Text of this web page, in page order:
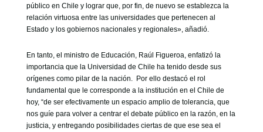
público en Chile y lograr que, por fin, de nuevo se establezca la
relación virtuosa entre las universidades que pertenecen al
Estado y los gobiernos nacionales y regionales», añadió.
En tanto, el ministro de Educación, Raúl Figueroa, enfatizó la
importancia que la Universidad de Chile ha tenido desde sus
orígenes como pilar de la nación. Por ello destacó el rol
fundamental que le corresponde a la institución en el Chile de
hoy, “de ser efectivamente un espacio amplio de tolerancia, que
nos guíe para volver a centrar el debate público en la razón, en la
justicia, y entregando posibilidades ciertas de que ese sea el